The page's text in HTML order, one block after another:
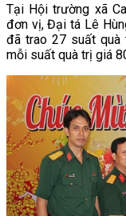
Tại Hội trường xã
đơn vị, Đại tá Lê
đã trao 27 suất quà
mỗi suất quà trị giá